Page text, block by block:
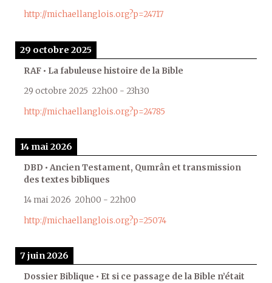
http://michaellanglois.org?p=24717
29 octobre 2025
RAF • La fabuleuse histoire de la Bible
29 octobre 2025 22h00 - 23h30
http://michaellanglois.org?p=24785
14 mai 2026
DBD • Ancien Testament, Qumrân et transmission
des textes bibliques
14 mai 2026 20h00 - 22h00
http://michaellanglois.org?p=25074
7 juin 2026
Dossier Biblique • Et si ce passage de la Bible n’était